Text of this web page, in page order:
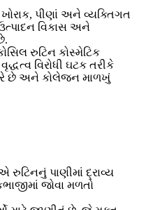
પીણાં અને વ્યક્તિગત
વિકાસ અને
રુટિન કોસ્મેટિક
વિરોધી ઘટક તરીકે
કરે છે અને કોલેજન માળખું
રુટિનનું પાણીમાં દ્રાવ્ય
જોવા મળતો